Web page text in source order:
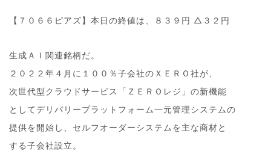
【７０６６ピアズ】本日の終値は、８３９円 △３２円
生成ＡＩ関連銘柄だ。
２０２２年４月に１００％子会社のＸＥＲＯ社が、
次世代型クラウドサービス「ＺＥＲＯレジ」の新機能
としてデリバリープラットフォーム一元管理システムの
提供を開始し、セルフオーダーシステムを主な商材と
する子会社設立。